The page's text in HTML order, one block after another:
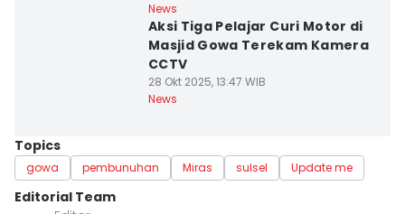
News
Aksi Tiga Pelajar Curi Motor di
Masjid Gowa Terekam Kamera
CCTV
28 Okt 2025, 13:47 WIB
News
Topics
gowa pembunuhan Miras sulsel Update me
Editorial Team